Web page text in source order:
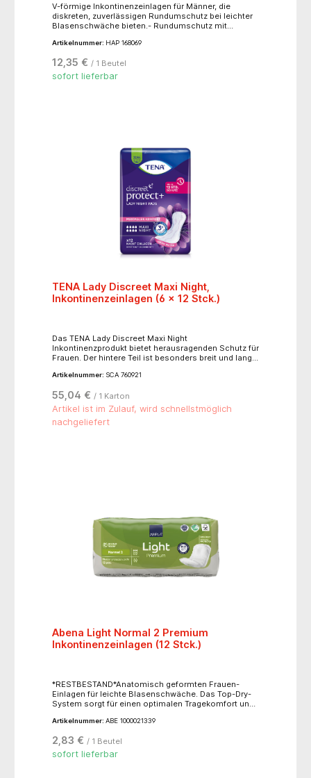
V-förmige Inkontinenzeinlagen für Männer, die
diskreten, zuverlässigen Rundumschutz bei leichter
Blasenschwäche bieten.- Rundumschutz mit
maximalen Komfort und Diskretion- farb- und
Flüssigkeitsaufnahme- neutralisiert unangenehme
Gerüche für ein frisches Gefühl- dermatologisch
Artikelnummer: HAP 168069
12,35 € / 1 Beutel
sofort lieferbar
TENA Lady Discreet Maxi Night,
Inkontinenzeinlagen (6 x 12 Stck.)
Das TENA Lady Discreet Maxi Night
Inkontinenzprodukt bietet herausragenden Schutz für
Frauen. Der hintere Teil ist besonders breit und lang
Liegen und eignet sich insbesondere bei mittlerer bis
Maximale Absorptionskraft an den kritischen Stellen
sorgt für einen schnellen Flüssigkeitstransport weg
von der Haut und hält Sie trocken. Die fortschrittliche
Technologie mit Mikro-Frischeperlen reduziert
Artikelnummer: SCA 760921
55,04 € / 1 Karton
Artikel ist im Zulauf, wird schnellstmöglich
nachgeliefert
Abena Light Normal 2 Premium
Inkontinenzeinlagen (12 Stck.)
*RESTBESTAND*Anatomisch geformten Frauen-
Einlagen für leichte Blasenschwäche. Das Top-Dry-
System sorgt für einen optimalen Tragekomfort und
verlaufenden Auslaufschutz für zusätzliche
unangenehme Gerüche. Saugstärke: 350 ml, Größe:
26 x 11 cm, einzeln verpackt.
Artikelnummer: ABE 1000021339
2,83 € / 1 Beutel
sofort lieferbar